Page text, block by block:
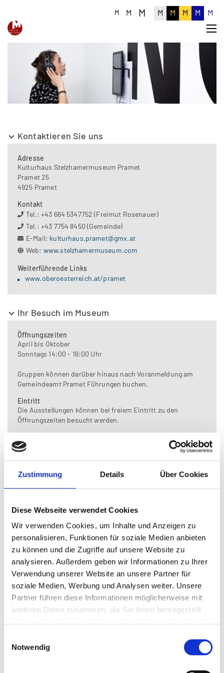
Zustimmung Details Über Cookies
Diese Webseite verwendet Cookies
Wir verwenden Cookies, um Inhalte und Anzeigen zu
personalisieren, Funktionen für soziale Medien anbieten
zu können und die Zugriffe auf unsere Website zu
analysieren. Außerdem geben wir Informationen zu Ihrer
Verwendung unserer Website an unsere Partner für
soziale Medien, Werbung und Analysen weiter. Unsere
Partner führen diese Informationen möglicherweise mit
weiteren Daten zusammen, die Sie ihnen bereitgestellt
Notwendig
M M M M M M M M
Kontaktieren Sie uns
Adresse
Kulturhaus Stelzhamermuseum Pramet
Pramet 25
4925 Pramet
Kontakt
Tel.: +43 664 5347752 (Freimut Rosenauer)
Tel.: +43 7754 8450 (Gemeinde)
E-Mail: kulturhaus.pramet@gmx.at
Web: www.stelzhamermuseum.com
Weiterführende Links
www.oberoesterreich.at/pramet
Ihr Besuch im Museum
Öffnungszeiten
April bis Oktober
Sonntags 14:00 - 16:00 Uhr
Gruppen können darüber hinaus nach Voranmeldung am
Gemeindeamt Pramet Führungen buchen.
Eintritt
Die Ausstellungen können bei freiem Eintritt zu den
Öffnungszeiten besucht werden.
Kustos Stelzhamermuseum:
Kuratorin Kulturhaus: Dr.in Verena Traeger
Verein Kulturhaus-Stelzhamermuseum Pramet
Informationen zum Museum
Lage und Anreise
Zuordnungen
Ausstellungen
Kulturhaus Stelzhamermuseum Pramet